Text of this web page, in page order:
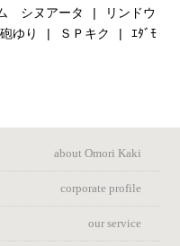
シヌアータ
リンドウ
ゆり ＳＰキク
ｴﾀﾞﾓ
about Omori Kaki
corporate profile
our service